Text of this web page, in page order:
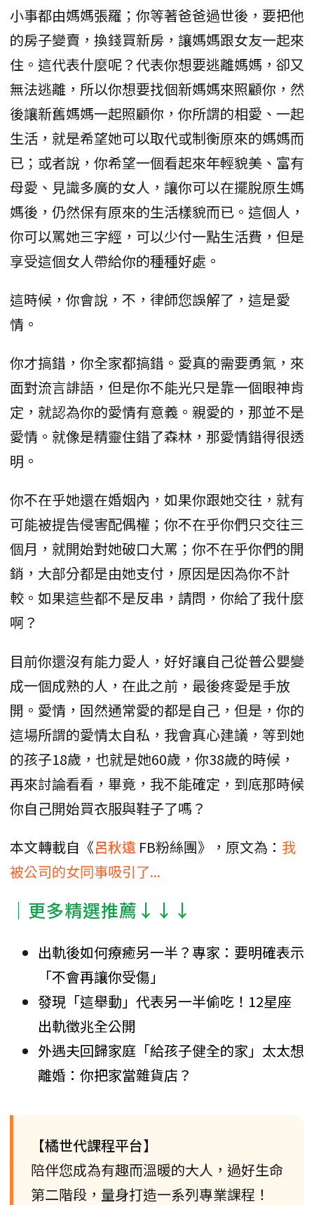
小事都由媽媽張羅；你等著爸爸過世後，要把他
的房子變賣，換錢買新房，讓媽媽跟女友一起來
住。這代表什麼呢？代表你想要逃離媽媽，卻又
無法逃離，所以你想要找個新媽媽來照顧你，然
後讓新舊媽媽一起照顧你，你所謂的相愛、一起
生活，就是希望她可以取代或制衡原來的媽媽而
已；或者說，你希望一個看起來年輕貌美、富有
母愛、見識多廣的女人，讓你可以在擺脫原生媽
媽後，仍然保有原來的生活樣貌而已。這個人，
你可以罵她三字經，可以少付一點生活費，但是
享受這個女人帶給你的種種好處。
這時候，你會說，不，律師您誤解了，這是愛
情。
你才搞錯，你全家都搞錯。愛真的需要勇氣，來
面對流言誹語，但是你不能光只是靠一個眼神肯
定，就認為你的愛情有意義。親愛的，那並不是
愛情。就像是精靈住錯了森林，那愛情錯得很透
明。
你不在乎她還在婚姻內，如果你跟她交往，就有
可能被提告侵害配偶權；你不在乎你們只交往三
個月，就開始對她破口大罵；你不在乎你們的開
銷，大部分都是由她支付，原因是因為你不計
較。如果這些都不是反串，請問，你給了我什麼
啊？
目前你還沒有能力愛人，好好讓自己從普公嬰變
成一個成熟的人，在此之前，最後疼愛是手放
開。愛情，固然通常愛的都是自己，但是，你的
這場所謂的愛情太自私，我會真心建議，等到她
的孩子18歲，也就是她60歲，你38歲的時候，
再來討論看看，畢竟，我不能確定，到底那時候
你自己開始買衣服與鞋子了嗎？
本文轉載自《呂秋遠 FB粉絲團》，原文為： 我
被公司的女同事吸引了...
│更多精選推薦↓↓↓
出軌後如何療癒另一半？專家：要明確表示
「不會再讓你受傷」
發現「這舉動」代表另一半偷吃！12星座
出軌徵兆全公開
外遇夫回歸家庭「給孩子健全的家」太太想
離婚：你把家當雜貨店？
【橘世代課程平台】
陪伴您成為有趣而溫暖的大人，過好生命
第二階段，量身打造一系列專業課程！